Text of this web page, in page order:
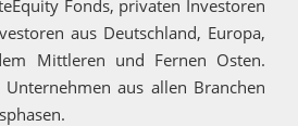
Fonds, privaten Investoren
aus Deutschland, Europa,
Mittleren und Fernen Osten.
aus allen Branchen